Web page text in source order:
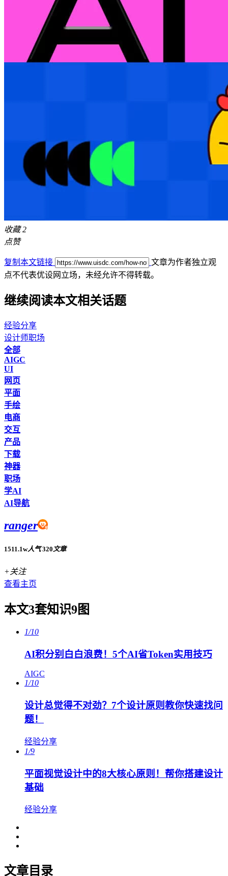
收藏 2
点赞
复制本文链接
文章为作者独立观
点不代表优设网立场， 未经允许不得转载。
继续阅读本文相关话题
经验分享
设计师职场
全部
AIGC
UI
网页
平面
手绘
电商
交互
产品
下载
神器
职场
学AI
AI导航
ranger
1511.1w人气 320 文章
+关注
查看主页
本文3套知识9图
1/10
AI积分别白白浪费！5个AI省Token实用技巧
AIGC
1/10
设计总觉得不对劲？7个设计原则教你快速找问
题！
经验分享
1/9
平面视觉设计中的8大核心原则！帮你搭建设计
基础
经验分享
文章目录